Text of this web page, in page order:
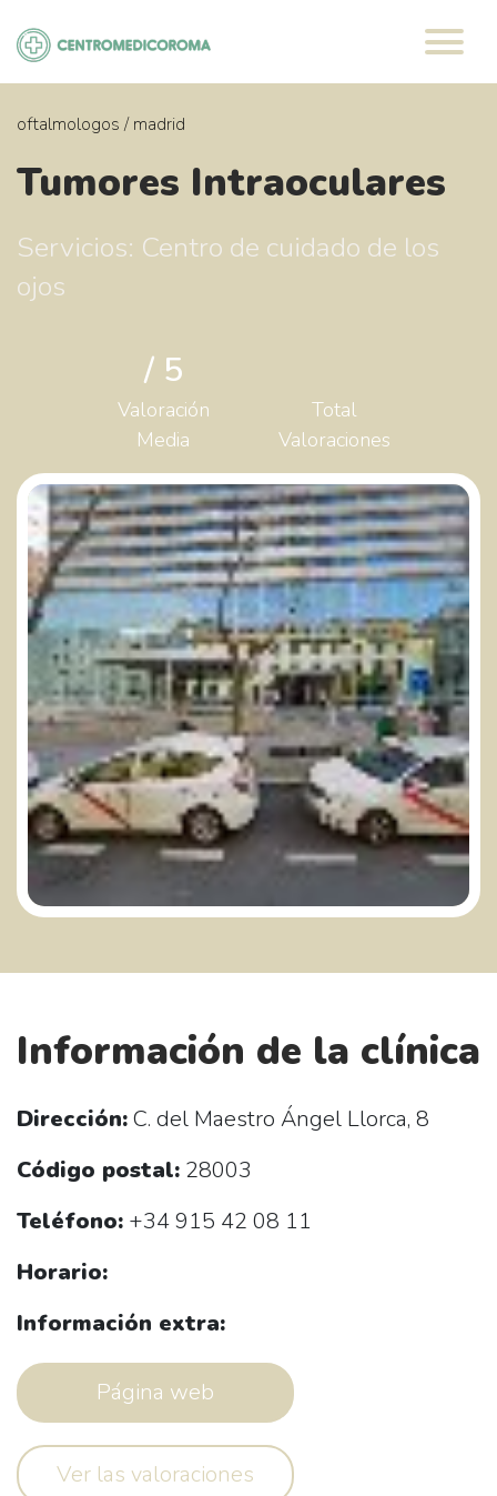
contenido
oftalmologos / madrid
Tumores Intraoculares
Servicios: Centro de cuidado de los
ojos
/ 5
Valoración
Media
Total
Valoraciones
Información de la clínica
Dirección:C. del Maestro Ángel Llorca, 8
Código postal: 28003
Teléfono: +34 915 42 08 11
Horario:
Información extra:
Página web
Ver las valoraciones